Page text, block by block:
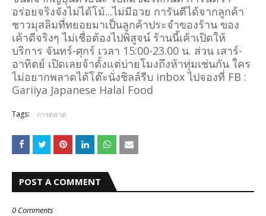
อร่อยจริงจังไม่ได้โม้...ไม่มีอวย การันตีได้จากลูกค้า
ชาวมุสลิมที่ทยอยมาเป็นลูกค้าประจำของร้าน ของ
เค้าดีจริงๆ ไม่เชื่อต้องไปพิสูจน์ ร้านนี้เค้าเปิดให้
บริการ จันทร์-ศุกร์ เวลา 15:00-23.00 น. ส่วน เสาร์-
อาทิตย์ เปิดเลยจ้าตั้งแต่บ่ายโมงถึงห้าทุ่มเช่นกัน ใคร
ไม่อยากพลาดได้โต๊ะนั่งชิลล์รีบ inbox ไปจองที่ FB :
Gariiya Japanese Halal Food
Tags: การตลาด
POST A COMMENT
0 Comments